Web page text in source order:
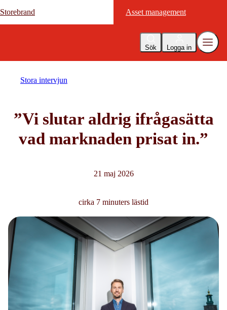
Storebrand Asset management
Sök Logga in
Storebrand Asset management
Stora intervjun
”Vi slutar aldrig ifrågasätta
vad marknaden prisat in.”
21 maj 2026
cirka 7 minuters lästid